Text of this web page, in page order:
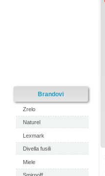
Brandovi
Zrelo
Naturel
Lexmark
Divella fusili
Miele